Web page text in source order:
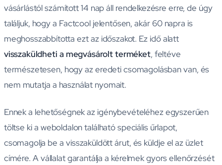
vásárlástól számított 14 nap áll rendelkezésre erre, de úgy
találjuk, hogy a Factcool jelentősen, akár 60 napra is
meghosszabbította ezt az időszakot. Ez idő alatt
visszaküldheti a megvásárolt terméket, feltéve
természetesen, hogy az eredeti csomagolásban van, és
nem mutatja a használat nyomait.
Ennek a lehetőségnek az igénybevételéhez egyszerűen
töltse ki a weboldalon található speciális űrlapot,
csomagolja be a visszaküldött árut, és küldje el az üzlet
címére. A vállalat garantálja a kérelmek gyors ellenőrzését